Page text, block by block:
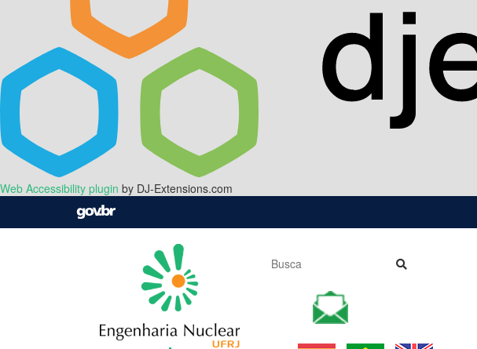
Web Accessibility plugin by DJ-Extensions.com